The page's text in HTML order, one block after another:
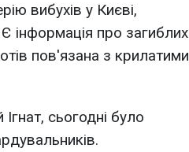
вибухів у Києві,
Є інформація про загиблих
пов'язана з крилатими
сьогодні було